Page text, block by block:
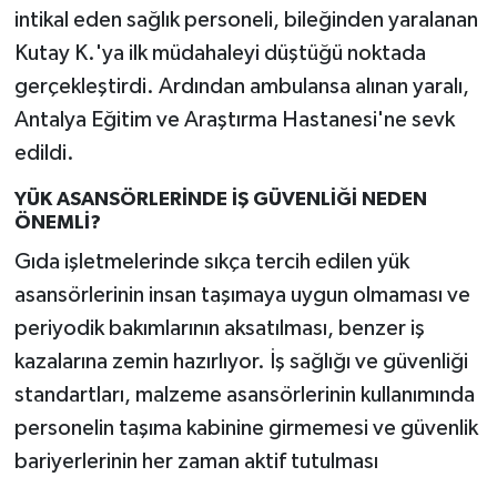
intikal eden sağlık personeli, bileğinden yaralanan
Kutay K.'ya ilk müdahaleyi düştüğü noktada
gerçekleştirdi. Ardından ambulansa alınan yaralı,
Antalya Eğitim ve Araştırma Hastanesi'ne sevk
edildi.
YÜK ASANSÖRLERİNDE İŞ GÜVENLİĞİ NEDEN
ÖNEMLİ?
Gıda işletmelerinde sıkça tercih edilen yük
asansörlerinin insan taşımaya uygun olmaması ve
periyodik bakımlarının aksatılması, benzer iş
kazalarına zemin hazırlıyor. İş sağlığı ve güvenliği
standartları, malzeme asansörlerinin kullanımında
personelin taşıma kabinine girmemesi ve güvenlik
bariyerlerinin her zaman aktif tutulması